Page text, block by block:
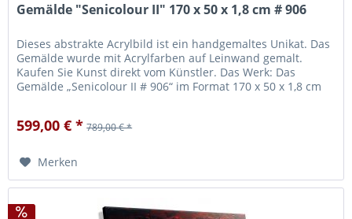
Gemälde "Senicolour II" 170 x 50 x 1,8 cm # 906
Dieses abstrakte Acrylbild ist ein handgemaltes Unikat. Das
Gemälde wurde mit Acrylfarben auf Leinwand gemalt.
Kaufen Sie Kunst direkt vom Künstler. Das Werk: Das
Gemälde „Senicolour II # 906“ im Format 170 x 50 x 1,8 cm
599,00 € * 789,00 € *
Merken